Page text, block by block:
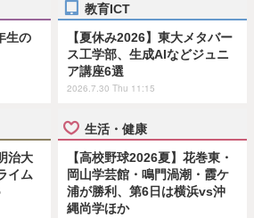
生の
教育ICT
【夏休み2026】東大メタバー
ス工学部、生成AIなどジュニ
ア講座6選
2026.7.30 Thu 11:15
治大
イム
生活・健康
【高校野球2026夏】花巻東・
岡山学芸館・鳴門渦潮・霞ケ
浦が勝利、第6日は横浜vs沖
縄尚学ほか